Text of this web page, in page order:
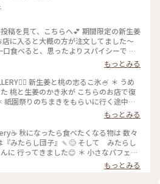
稿を見て、こちらへ💕 期間限定の新生姜
店に入ると大概の方が注文してました〜
食べると、思ったよりスパイシーで 生
広がります🥰 氷で生姜…はじめて…！
進めると下には、こし餡！ だから、し
んだ時は、何でだろうと思ったけど、な
後も、山鉾巡りなので、あっという間に
に食べるかき氷🍧、魅力的ですよね✨✨
もっとみる
新生姜と桃の志るこ氷🍧 ＊ うめ
桃と生姜のかき氷が こちらのお店で復
祇園祭りのちまきをもらいに行く途中に
かな？と 考えながら前を通ったら桃氷
ルーできませんでした😆 ＊ ぴりりとく
すごいアクセントになって🫚 合間合間
ライスを いただきます🍑 ちょっと見え
っちり白玉と そしてこし餡が入ってい
るこ氷としていただきました😊 ＊ 人気か
の一杯だったようで 注文したあとにす
もっとみる
秋になったら食べたくなる物は 数々
『みたらし団子』🍡😊 そして みたらし
に 行ってきました😊 ＊ 小さなパフェと
🩷 この小さなパフェのセットが復活し
ェにはわらび餅と小さな抹茶アイスとク
もっとみる